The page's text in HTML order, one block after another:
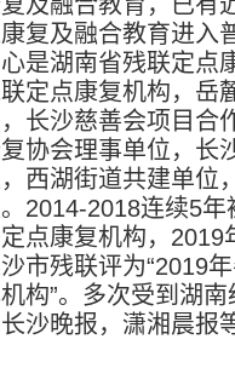
复及融合教育进入
是湖南省残联定点
定点康复机构，岳
长沙慈善会项目合
协会理事单位，长
西湖街道共建单位
2014-2018连续5年
点康复机构，2019
市残联评为“2019
构”。多次受到湖南
沙晚报，潇湘晨报